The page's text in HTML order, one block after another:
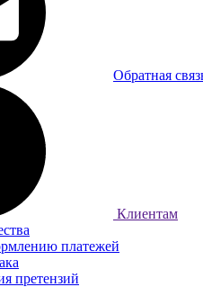
Обратная
Клиентам
платежей
претензий